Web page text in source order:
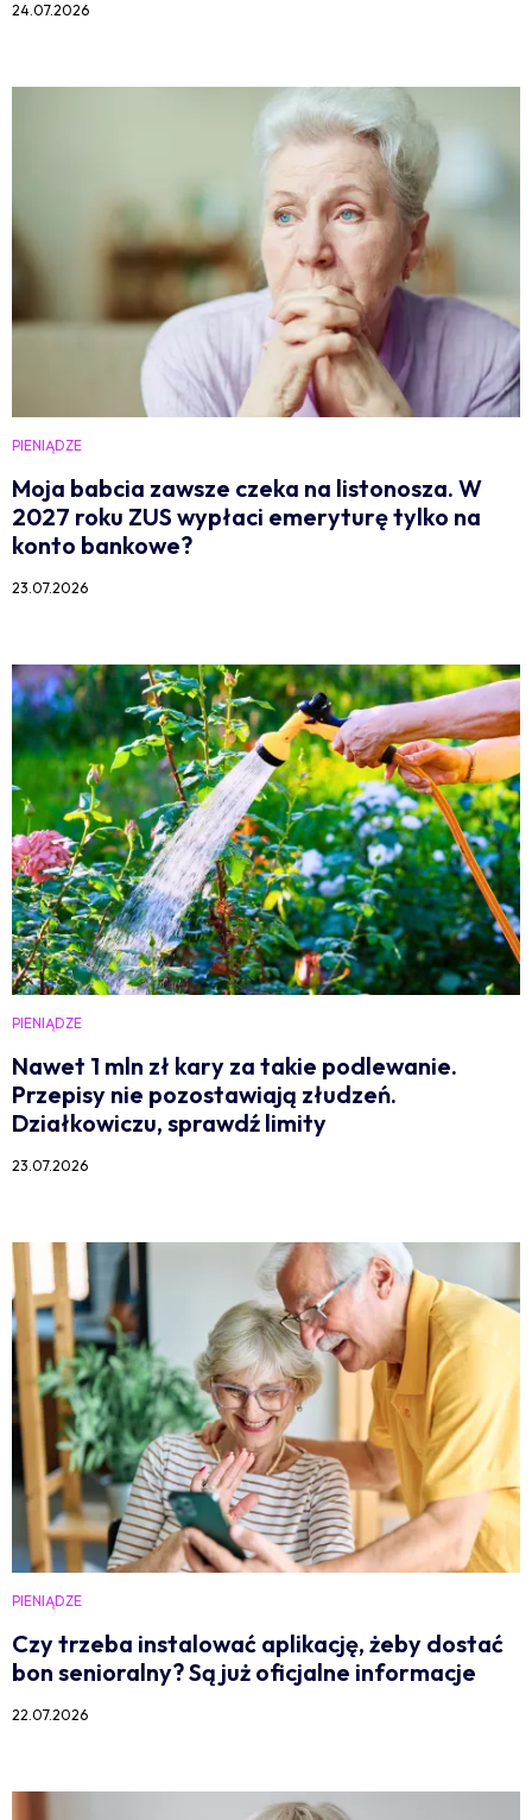
24.07.2026
PIENIĄDZE
Moja babcia zawsze czeka na listonosza. W
2027 roku ZUS wypłaci emeryturę tylko na
konto bankowe?
23.07.2026
PIENIĄDZE
Nawet 1 mln zł kary za takie podlewanie.
Przepisy nie pozostawiają złudzeń.
Działkowiczu, sprawdź limity
23.07.2026
PIENIĄDZE
Czy trzeba instalować aplikację, żeby dostać
bon senioralny? Są już oficjalne informacje
22.07.2026